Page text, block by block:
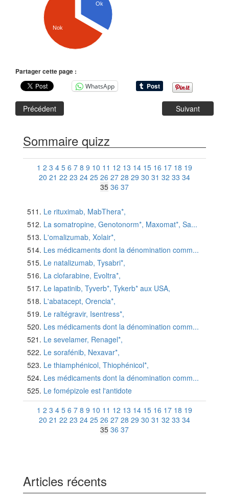
Ok
Nok
Partager cette page :
WhatsApp
Précédent Suivant
Sommaire quizz
1 2 3 4 5 6 7 8 9 10 11 12 13 14 15 16 17 18 19
20 21 22 23 24 25 26 27 28 29 30 31 32 33 34
35 36 37
Le rituximab, MabThera*,
La somatropine, Genotonorm*, Maxomat*, Sa...
L'omalizumab, Xolair*,
Les médicaments dont la dénomination comm...
Le natalizumab, Tysabri*,
La clofarabine, Evoltra*,
Le lapatinib, Tyverb*, Tykerb* aux USA,
L'abatacept, Orencia*,
Le raltégravir, Isentress*,
Les médicaments dont la dénomination comm...
Le sevelamer, Renagel*,
Le sorafénib, Nexavar*,
Le thiamphénicol, Thiophénicol*,
Les médicaments dont la dénomination comm...
Le fomépizole est l'antidote
1 2 3 4 5 6 7 8 9 10 11 12 13 14 15 16 17 18 19
20 21 22 23 24 25 26 27 28 29 30 31 32 33 34
35 36 37
Articles récents